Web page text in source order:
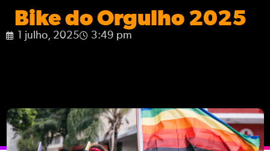
Bike do Orgulho 2025
1 julho, 2025 3:49 pm